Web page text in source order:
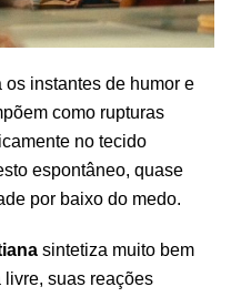
instantes de humor e
como rupturas
no tecido
espontâneo, quase
por baixo do medo.
sintetiza muito bem
suas reações